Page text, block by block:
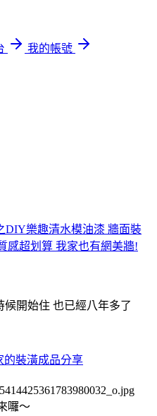
我的帳號
DIY樂趣清水模油漆 牆面裝
感超划算 我家也有網美牆!
開始住 也已經八年多了
的裝潢成品分享
囉～